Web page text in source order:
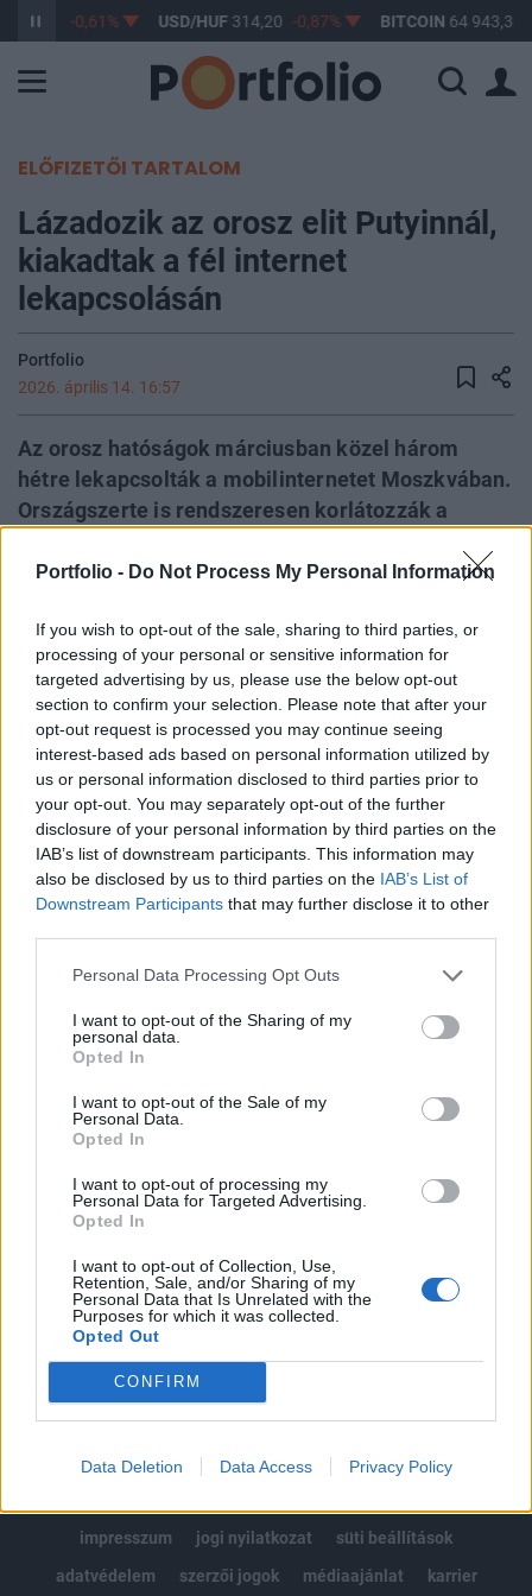
Portfolio - Do Not Process My Personal Information
If you wish to opt-out of the sale, sharing to third parties, or
processing of your personal or sensitive information for
targeted advertising by us, please use the below opt-out
section to confirm your selection. Please note that after your
opt-out request is processed you may continue seeing
interest-based ads based on personal information utilized by
us or personal information disclosed to third parties prior to
your opt-out. You may separately opt-out of the further
disclosure of your personal information by third parties on the
IAB’s list of downstream participants. This information may
also be disclosed by us to third parties on the IAB’s List of
Downstream Participants that may further disclose it to other
Personal Data Processing Opt Outs
I want to opt-out of the Sharing of my
personal data.
Opted In
I want to opt-out of the Sale of my
Personal Data.
Opted In
I want to opt-out of processing my
Personal Data for Targeted Advertising.
Opted In
I want to opt-out of Collection, Use,
Retention, Sale, and/or Sharing of my
Personal Data that Is Unrelated with the
Purposes for which it was collected.
Opted Out
CONFIRM
Data Deletion Data Access Privacy Policy
363,17 -0,61% USD/HUF314,20 -0,87% BITCOIN 64 943,38
ELŐFIZETŐI TARTALOM
Lázadozik az orosz elit Putyinnál,
kiakadtak a fél internet
lekapcsolásán
Portfolio
2026. április 14. 16:57
Az orosz hatóságok márciusban közel három
hétre lekapcsolták a mobilinternetet Moszkvában.
Országszerte is rendszeresen korlátozzák a
intézkedések széles körű elégedetlenséget
nevezte azokat.
Dmitrij Peszkov, a Kreml szóvivője kedden azt közölte, hogy
az internetkorlátozásokat "biztonsági megfontolások"
indokolják. Az orosz hatóságok szerint ugyanis az ukrán
drónok a mobilhálózatot használhatják a támadások
irányítására. Peszkov ugyanakkor hangsúlyozta, hogy
amint megszűnik az intézkedések szükségessége, az
internet-hozzáférés teljes mértékben helyreáll....
KEDVES OLVASÓNK!
A keresett cikk a portfolio.hu hírarchívumához
regisztrációhoz kötött.
Portfolio.hu teljes cikkarchívum
Kötéslisták: BÉT elmúlt 2 év napon belüli
MÁR ELŐFIZETŐNK VAGY?BEJELENTKEZÉS
impresszum
jogi nyilatkozat
süti beállítások
adatvédelem
szerzői jogok médiaajánlat karrier